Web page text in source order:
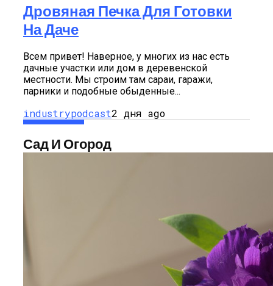
Дровяная Печка Для Готовки
На Даче
Всем привет! Наверное, у многих из нас есть
дачные участки или дом в деревенской
местности. Мы строим там сараи, гаражи,
парники и подобные обыденные...
industrypodcast2 дня ago
Сад И Огород